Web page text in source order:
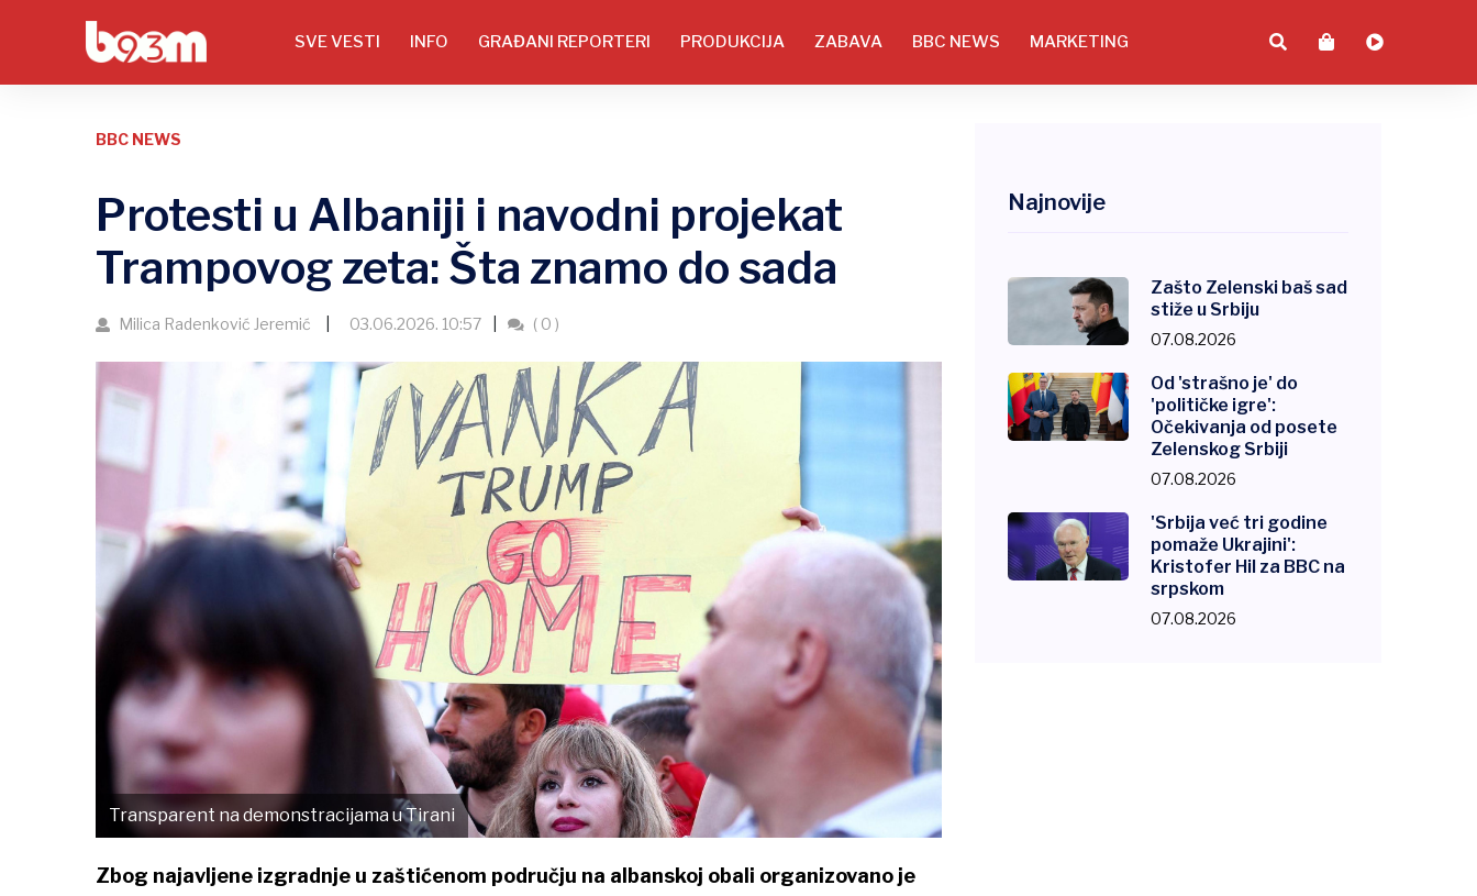
SVE VESTI INFO GRAĐANI REPORTERI PRODUKCIJA ZABAVA BBC NEWS MARKETING
BBC NEWS
Protesti u Albaniji i navodni projekat
Trampovog zeta: Šta znamo do sada
Milica Radenković Jeremić 03.06.2026. 10:57 ( 0 )
Transparent na demonstracijama u Tirani
Zbog najavljene izgradnje u zaštićenom području na albanskoj obali organizovano je
Najnovije
Zašto Zelenski baš sad
stiže u Srbiju
07.08.2026
Od 'strašno je' do
'političke igre':
Očekivanja od posete
Zelenskog Srbiji
07.08.2026
'Srbija već tri godine
pomaže Ukrajini':
Kristofer Hil za BBC na
srpskom
07.08.2026